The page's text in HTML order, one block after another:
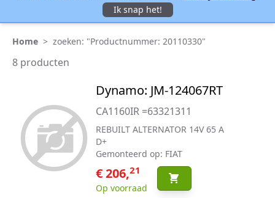
Ik snap het!
Home > zoeken: "Productnummer: 20110330"
8 producten
Dynamo: JM-124067RT
CA1160IR =63321311
REBUILT ALTERNATOR 14V 65 A
D+
Gemonteerd op: FIAT
€ 206,21
Op voorraad